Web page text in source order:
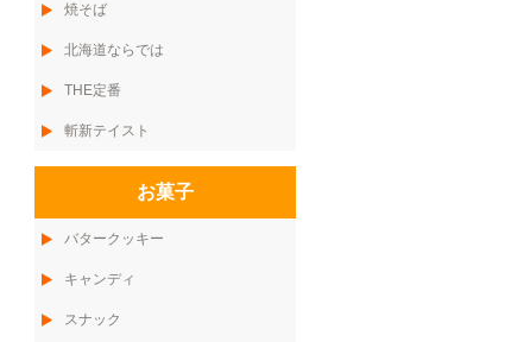
焼そば
北海道ならでは
THE定番
斬新テイスト
お菓子
バタークッキー
キャンディ
スナック